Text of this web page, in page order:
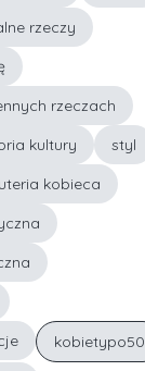
rzeczy
rzeczach
kultury
styl
kobieca
kobietypo50